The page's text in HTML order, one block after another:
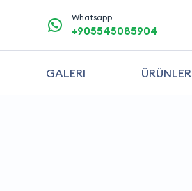
Whatsapp
+905545085904
GALERI ÜRÜNLER